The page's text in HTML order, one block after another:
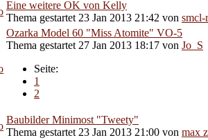
Eine weitere OK von Kelly
Thema gestartet 23 Jan 2013 21:42 von smcl-
Ozarka Model 60 "Miss Atomite" VO-5
Thema gestartet 27 Jan 2013 18:17 von Jo_S
Seite:
1
2
Baubilder Minimost "Tweety"
Thema gestartet 23 Jan 2013 21:00 von max z